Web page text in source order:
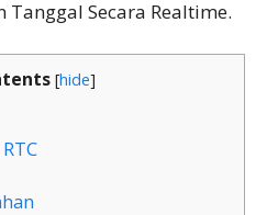
Secara Realtime.
[hide]